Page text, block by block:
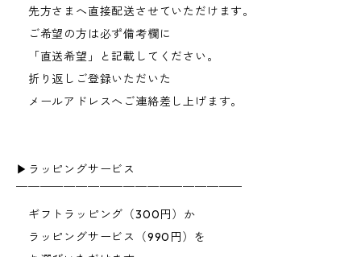
先方さまへ直接配送させていただけます。
ご希望の方は必ず備考欄に
「直送希望」と記載してください。
折り返しご登録いただいた
メールアドレスへご連絡差し上げます。
▶︎ラッピングサービス
￣￣￣￣￣￣￣￣￣￣￣￣￣￣￣￣￣￣￣
ギフトラッピング（300円）か
ラッピングサービス（990円）を